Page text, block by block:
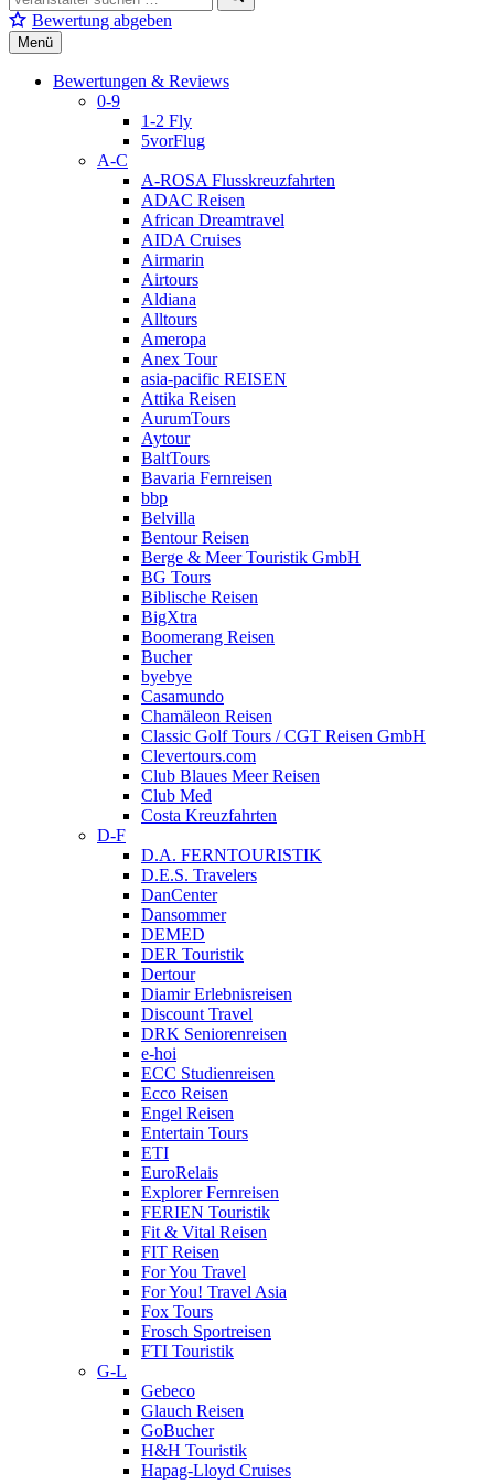
Bewertung abgeben
Menü
Bewertungen & Reviews
0-9
1-2 Fly
5vorFlug
A-C
A-ROSA Flusskreuzfahrten
ADAC Reisen
African Dreamtravel
AIDA Cruises
Airmarin
Airtours
Aldiana
Alltours
Ameropa
Anex Tour
asia-pacific REISEN
Attika Reisen
AurumTours
Aytour
BaltTours
Bavaria Fernreisen
bbp
Belvilla
Bentour Reisen
Berge & Meer Touristik GmbH
BG Tours
Biblische Reisen
BigXtra
Boomerang Reisen
Bucher
byebye
Casamundo
Chamäleon Reisen
Classic Golf Tours / CGT Reisen GmbH
Clevertours.com
Club Blaues Meer Reisen
Club Med
Costa Kreuzfahrten
D-F
D.A. FERNTOURISTIK
D.E.S. Travelers
DanCenter
Dansommer
DEMED
DER Touristik
Dertour
Diamir Erlebnisreisen
Discount Travel
DRK Seniorenreisen
e-hoi
ECC Studienreisen
Ecco Reisen
Engel Reisen
Entertain Tours
ETI
EuroRelais
Explorer Fernreisen
FERIEN Touristik
Fit & Vital Reisen
FIT Reisen
For You Travel
For You! Travel Asia
Fox Tours
Frosch Sportreisen
FTI Touristik
G-L
Gebeco
Glauch Reisen
GoBucher
H&H Touristik
Hapag-Lloyd Cruises